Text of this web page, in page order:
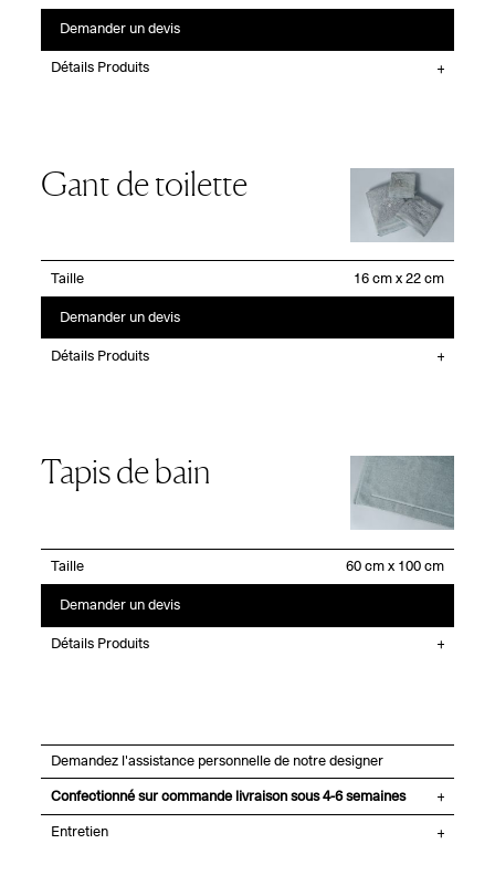
Demander un devis
Détails Produits
Gant de toilette
Taille
Demander un devis
Détails Produits
Tapis de bain
Taille
Demander un devis
Détails Produits
Demandez l'assistance personnelle de notre designer
Confectionné sur commande livraison sous 4-6 semaines
Entretien